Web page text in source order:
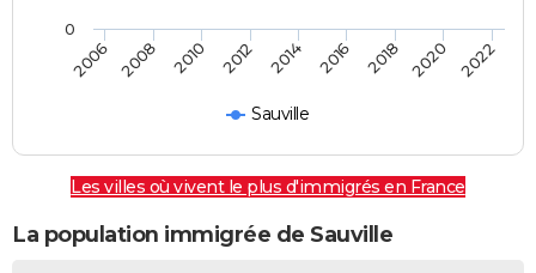
Sauville
2006 2008 2010 2012 2014 2016 2018 2020 2022
0
Les villes où vivent le plus d'immigrés en France
La population immigrée de Sauville